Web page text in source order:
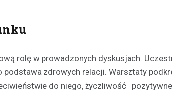
rolę w prowadzonych dyskusjach.
podstawa zdrowych relacji. Warsztaty
do niego, życzliwość i